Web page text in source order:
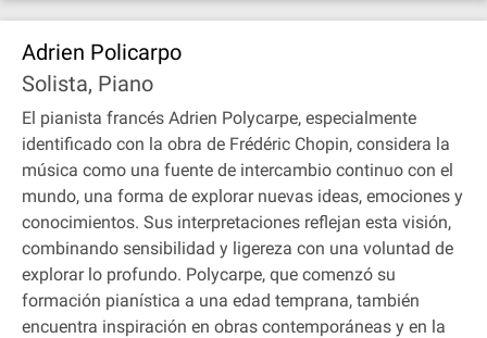
Adrien Policarpo
Solista, Piano
El pianista francés Adrien Polycarpe, especialmente
identificado con la obra de Frédéric Chopin, considera la
música como una fuente de intercambio continuo con el
mundo, una forma de explorar nuevas ideas, emociones y
conocimientos. Sus interpretaciones reflejan esta visión,
combinando sensibilidad y ligereza con una voluntad de
explorar lo profundo. Polycarpe, que comenzó su
formación pianística a una edad temprana, también
encuentra inspiración en obras contemporáneas y en la